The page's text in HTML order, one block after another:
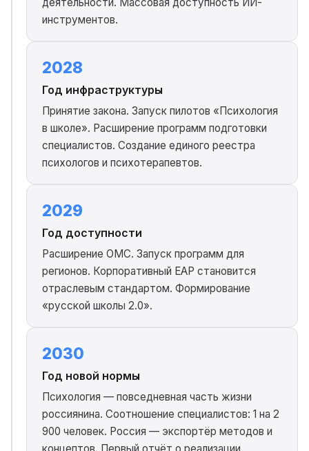
инструментов.
2028
Год инфраструктуры
Принятие закона. Запуск пилотов «Психология
в школе». Расширение программ подготовки
специалистов. Создание единого реестра
психологов и психотерапевтов.
2029
Год доступности
Расширение ОМС. Запуск программ для
регионов. Корпоративный EAP становится
отраслевым стандартом. Формирование
«русской школы 2.0».
2030
Год новой нормы
Психология — повседневная часть жизни
россиянина. Соотношение специалистов: 1 на 2
900 человек. Россия — экспортёр методов и